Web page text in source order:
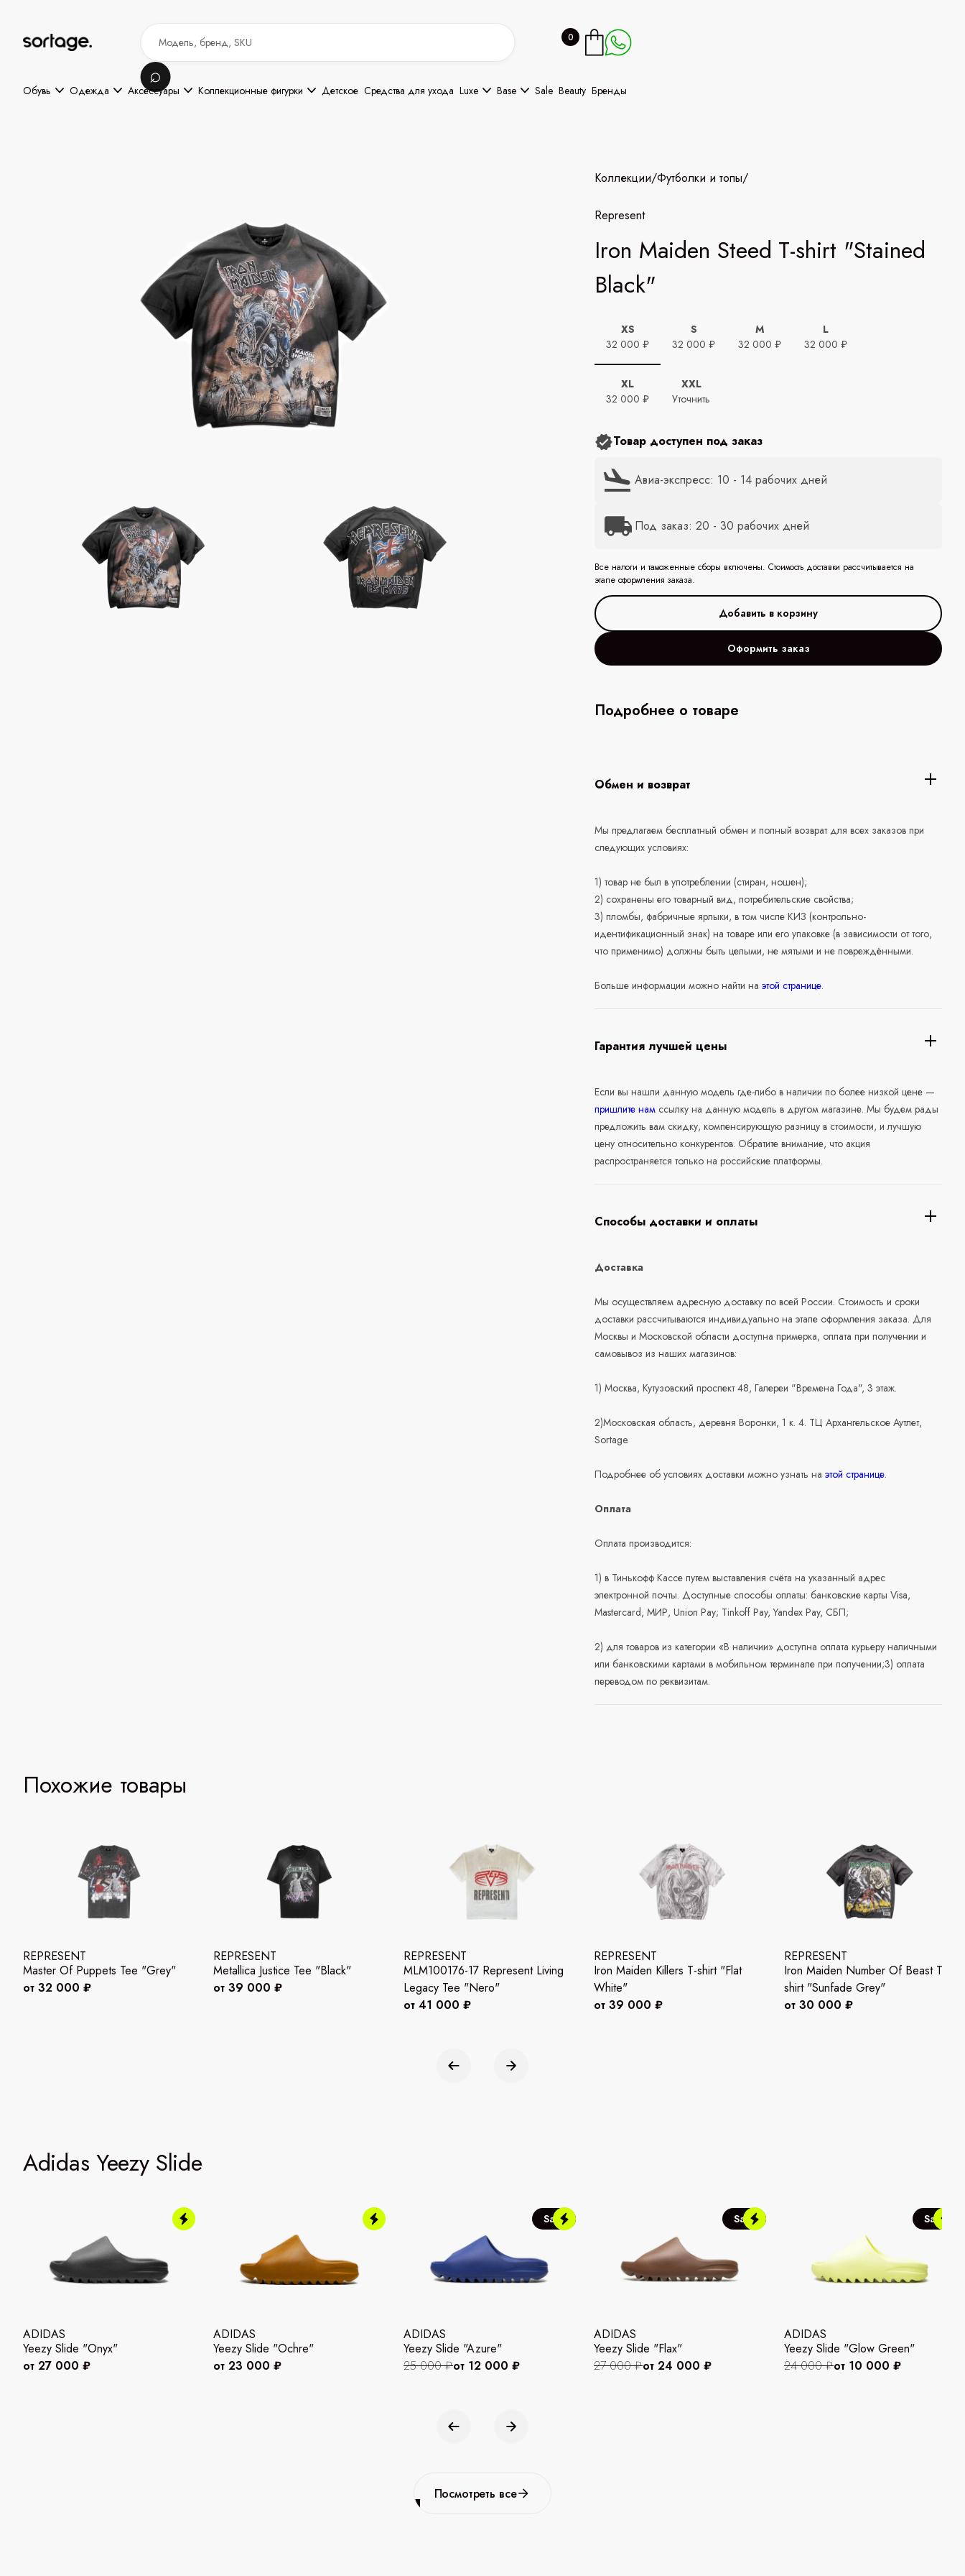
0
Обувь Одежда Аксессуары Коллекционные фигурки Детское Средства для ухода Luxe Base Sale Beauty Бренды
Коллекции/Футболки и топы/
Represent
Iron Maiden Steed T-shirt "Stained
Black"
XS
32 000 ₽
S
32 000 ₽
M
32 000 ₽
L
32 000 ₽
XL
32 000 ₽
XXL
Уточнить
Товар доступен под заказ
Авиа-экспресс: 10 - 14 рабочих дней
Под заказ: 20 - 30 рабочих дней
Все налоги и таможенные сборы включены. Стоимость доставки рассчитывается на
этапе оформления заказа.
Оформить заказ
Подробнее о товаре
Обмен и возврат
Мы предлагаем бесплатный обмен и полный возврат для всех заказов при
следующих условиях:
1) товар не был в употреблении (стиран, ношен);
2) сохранены его товарный вид, потребительские свойства;
3) пломбы, фабричные ярлыки, в том числе КИЗ (контрольно-
идентификационный знак) на товаре или его упаковке (в зависимости от того,
что применимо) должны быть целыми, не мятыми и не повреждёнными.
Больше информации можно найти наэтой странице.
Гарантия лучшей цены
Если вы нашли данную модель где-либо в наличии по более низкой цене —
пришлите нам ссылку на данную модель в другом магазине. Мы будем рады
предложить вам скидку, компенсирующую разницу в стоимости, и лучшую
цену относительно конкурентов. Обратите внимание, что акция
распространяется только на российские платформы.
Способы доставки и оплаты
Доставка
Мы осуществляем адресную доставку по всей России. Стоимость и сроки
доставки рассчитываются индивидуально на этапе оформления заказа. Для
Москвы и Московской области доступна примерка, оплата при получении и
самовывоз из наших магазинов:
1) Москва, Кутузовский проспект 48, Галереи "Времена Года", 3 этаж.
2)Московская область, деревня Воронки, 1 к. 4. ТЦ Архангельское Аутлет,
Sortage.
Подробнее об условиях доставки можно узнать наэтой странице.
Оплата
Оплата производится:
1) в Тинькофф Кассе путем выставления счёта на указанный адрес
электронной почты. Доступные способы оплаты: банковские карты Visa,
Mastercard, МИР, Union Pay; Tinkoff Pay, Yandex Pay, СБП;
2) для товаров из категории «В наличии» доступна оплата курьеру наличными
или банковскими картами в мобильном терминале при получении;3) оплата
переводом по реквизитам.
Похожие товары
REPRESENT
Master Of Puppets Tee "Grey"
от 32 000 ₽
REPRESENT
Metallica Justice Tee "Black"
от 39 000 ₽
REPRESENT
MLM100176-17 Represent Living
Legacy Tee "Nero"
от 41 000 ₽
REPRESENT
Iron Maiden Killers T-shirt "Flat
White"
от 39 000 ₽
REPRESENT
Iron Maiden Number Of Beast T-
shirt "Sunfade Grey"
от 30 000 ₽
Adidas Yeezy Slide
ADIDAS
Yeezy Slide "Onyx"
от 27 000 ₽
ADIDAS
Yeezy Slide "Ochre"
от 23 000 ₽
Sale
ADIDAS
Yeezy Slide "Azure"
25 000 ₽от 12 000 ₽
Sale
ADIDAS
Yeezy Slide "Flax"
27 000 ₽от 24 000 ₽
Sale
ADIDAS
Yeezy Slide "Glow Green"
24 000 ₽от 10 000 ₽
Посмотреть все